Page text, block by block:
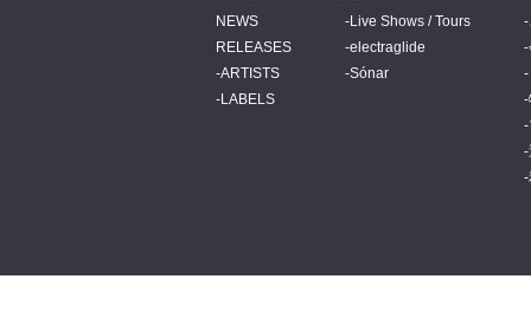
NEWS
RELEASES
ARTISTS
LABELS
Live Shows / Tours
electraglide
Sónar